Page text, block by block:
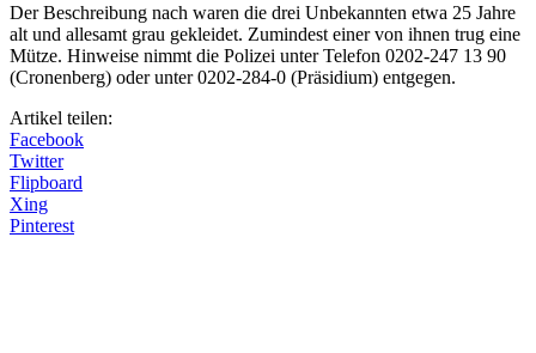
Der Beschreibung nach waren die drei Unbekannten etwa 25 Jahre
alt und allesamt grau gekleidet. Zumindest einer von ihnen trug eine
Mütze. Hinweise nimmt die Polizei unter Telefon 0202-247 13 90
(Cronenberg) oder unter 0202-284-0 (Präsidium) entgegen.
Artikel teilen:
Facebook
Twitter
Flipboard
Xing
Pinterest